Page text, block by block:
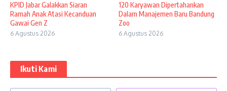
KPID Jabar Galakkan Siaran
Ramah Anak Atasi Kecanduan
Gawai Gen Z
6 Agustus 2026
120 Karyawan Dipertahankan
Dalam Manajemen Baru Bandung
Zoo
6 Agustus 2026
Ikuti Kami